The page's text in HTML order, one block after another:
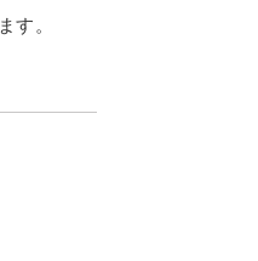
す。